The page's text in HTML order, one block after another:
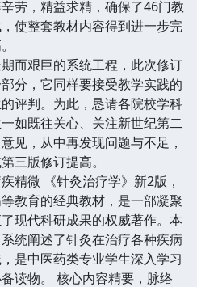
劳，精益求精，确保了46门教
使整套教材内容得到进一步完
艰巨的系统工程，此次修订
分，它同样要接受教学实践的
评判。为此，恳请各院校学科
如既往关心、关注新世纪第二
见，从中再发现问题与不足，
三版修订提高。
精微 《针灸治疗学》新2版，
教育的经典教材，是一部凝聚
现代科研成果的权威著作。本
统阐述了针灸在治疗各种疾病
是中医药类专业学生深入学习
读物。 核心内容精要，脉络